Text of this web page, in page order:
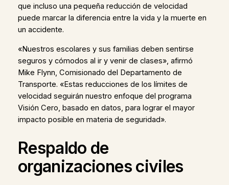
que incluso una pequeña reducción de velocidad
puede marcar la diferencia entre la vida y la muerte en
un accidente.
«Nuestros escolares y sus familias deben sentirse
seguros y cómodos al ir y venir de clases», afirmó
Mike Flynn, Comisionado del Departamento de
Transporte. «Estas reducciones de los límites de
velocidad seguirán nuestro enfoque del programa
Visión Cero, basado en datos, para lograr el mayor
impacto posible en materia de seguridad».
Respaldo de
organizaciones civiles